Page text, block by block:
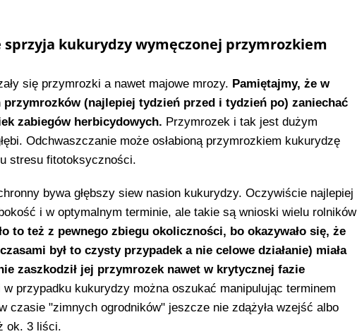
sprzyja kukurydzy wymęczonej przymrozkiem
się przymrozki a nawet majowe mrozy. Pamiętajmy, że w
(najlepiej tydzień przed i tydzień po) zaniechać
zabiegów herbicydowych. Przymrozek i tak jest dużym
Odchwaszczanie może osłabioną przymrozkiem kukurydzę
stresu fitotoksyczności.
bywa głębszy siew nasion kukurydzy. Oczywiście najlepiej
i w optymalnym terminie, ale takie są wnioski wielu rolników
to też z pewnego zbiegu okoliczności, bo okazywało się, że
był to czysty przypadek a nie celowe działanie) miała
zaszkodził jej przymrozek nawet w krytycznej fazie
przypadku kukurydzy można oszukać manipulując terminem
czasie "zimnych ogrodników" jeszcze nie zdążyła wzejść albo
ok. 3 liści.